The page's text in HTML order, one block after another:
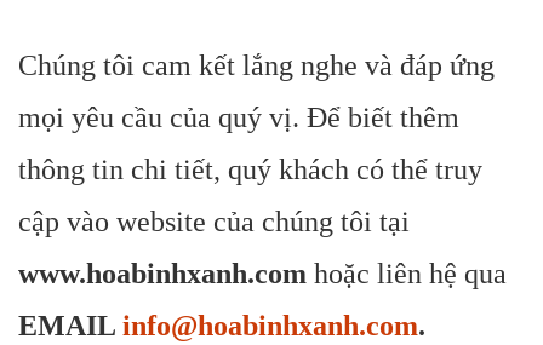
Chúng tôi cam kết lắng nghe và đáp ứng
mọi yêu cầu của quý vị. Để biết thêm
thông tin chi tiết, quý khách có thể truy
cập vào website của chúng tôi tại
www.hoabinhxanh.com hoặc liên hệ qua
EMAIL info@hoabinhxanh.com.